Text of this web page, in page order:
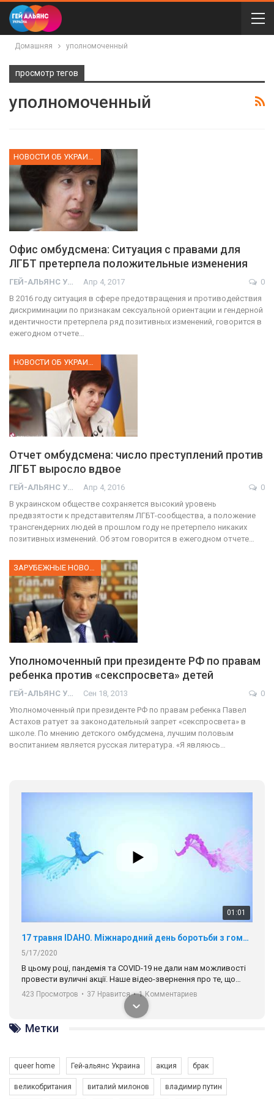
Домашняя уполномоченный
просмотр тегов
уполномоченный
Офис омбудсмена: Ситуация с правами для
ЛГБТ претерпела положительные изменения
ГЕЙ-АЛЬЯНС УКРАИНА Апр 4, 2017
0
В 2016 году ситуация в сфере предотвращения и противодействия
дискриминации по признакам сексуальной ориентации и гендерной
идентичности претерпела ряд позитивных изменений, говорится в
ежегодном отчете…
НОВОСТИ ОБ УКРАИНЕ
Отчет омбудсмена: число преступлений против
ЛГБТ выросло вдвое
ГЕЙ-АЛЬЯНС УКРАИНА Апр 4, 2016
0
В украинском обществе сохраняется высокий уровень
предвзятости к представителям ЛГБТ-сообщества, а положение
трансгендерних людей в прошлом году не претерпело никаких
позитивных изменений. Об этом говорится в ежегодном отчете…
ЗАРУБЕЖНЫЕ НОВОСТИ
Уполномоченный при президенте РФ по правам
ребенка против «секспросвета» детей
ГЕЙ-АЛЬЯНС УКРАИНА Сен 18, 2013
0
Уполномоченный при президенте РФ по правам ребенка Павел
Астахов ратует за законодательный запрет «секспросвета» в
школе. По мнению детского омбудсмена, лучшим половым
воспитанием является русская литература. «Я являюсь…
01:01
17 травня IDAHO. Міжнародний день боротьби з гомофобією трансфобією і біфобія.
5/17/2020
В цьому році, пандемія та COVІD-19 не дали нам можливості
провести вуличні акції. Наше відео-звернення про те, що
навіть коли ми у різних містах та не можемо зустрінеться, ми
разом. Ми закликаємо всіх хто поділяє цінності рівності та
солідарності, приєднатися до нас. Регіональні підрозділи
ГАУ є в 16 областях України.
Разом наш голос лунає гучніше!
423 Просмотров • 37 Нравится • 1 Комментариев
Метки
queer home Гей-альянс Украина акция брак
великобритания виталий милонов владимир путин